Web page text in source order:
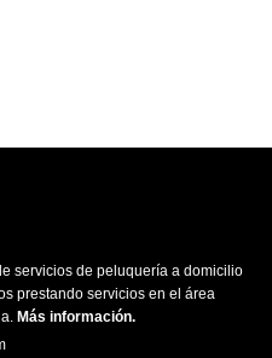
servicios de peluquería a domicilio
prestando servicios en el área
Más información.